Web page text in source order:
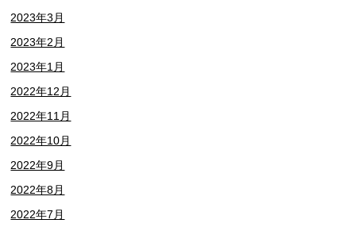
2023年3月
2023年2月
2023年1月
2022年12月
2022年11月
2022年10月
2022年9月
2022年8月
2022年7月